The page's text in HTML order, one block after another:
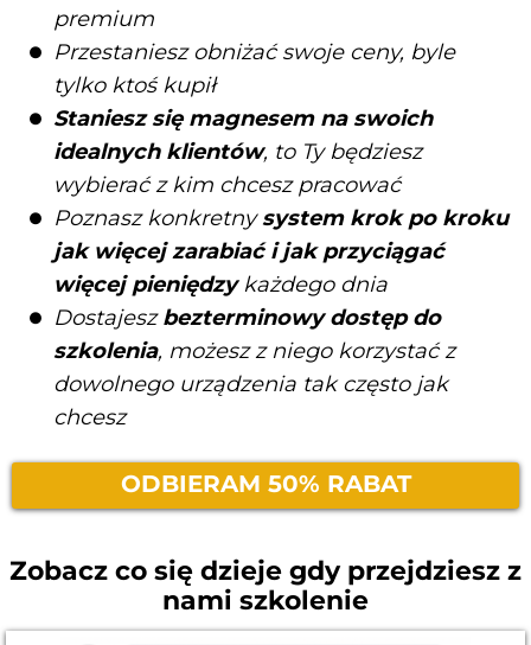
premium
Przestaniesz obniżać swoje ceny, byle
tylko ktoś kupił
Staniesz się magnesem na swoich
idealnych klientów, to Ty będziesz
wybierać z kim chcesz pracować
Poznasz konkretnysystem krok po kroku
jak więcej zarabiać i jak przyciągać
więcej pieniędzykażdego dnia
Dostajeszbezterminowy dostęp do
szkolenia, możesz z niego korzystać z
dowolnego urządzenia tak często jak
chcesz
ODBIERAM 50% RABAT
Zobacz co się dzieje gdy przejdziesz z
nami szkolenie